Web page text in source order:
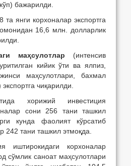
бажарилди.
янги корхоналар экспортга
16,6 млн. долларлик
маҳсулотлар (интенсив
кийик ўти ва ялпиз,
маҳсулотлари, бахмал
чиқарилди.
хорижий инвестиция
сони 256 тани ташкил
кунда фаолият кўрсатиб
242 тани ташкил этмоқда.
иштирокидаги корхоналар
сўмлик саноат маҳсулотлари